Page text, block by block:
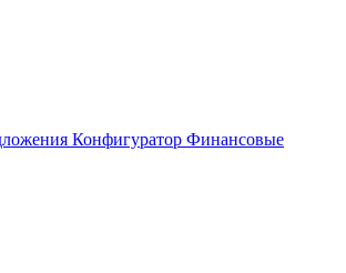
Конфигуратор Финансовые